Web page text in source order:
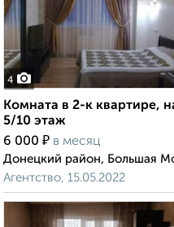
4
Комната в 2-к квартире,
5/10 этаж
6 000 ₽ в месяц
Донецкий район, Большая
Агентство, 15.05.2022